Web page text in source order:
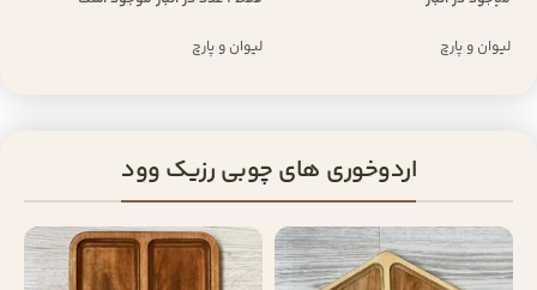
لیوان و پارچ لیوان و پارچ
اردوخوری های چوبی رزیک وود